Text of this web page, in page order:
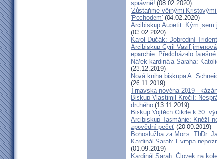
správně! (08.02.2020)
'Zůstaňme věrnými
'Pochodem' (04.02.2020)
Arcibiskup Aupetit: Kým jsem
(03.02.2020)
Karol Dučák: Dobrodiní
Arcibiskup Cyril Vasiľ
eparchie. Předcházelo
Nářek kardinála Saraha:
(23.12.2019)
Nová kniha biskupa A.
(26.11.2019)
Trnavská novéna 2019 -
Biskup Vlastimil Kročil:
druhého (13.11.2019)
Biskup Vojtěch Cikrle k 30.
Arcibiskup Tasmánie: Kněží
zpovědní pečeť (20.09.2019)
Bohoslužba za Mons. ThDr.
Kardinál Sarah: Evropa
(01.09.2019)
Kardinál Sarah: Človek na